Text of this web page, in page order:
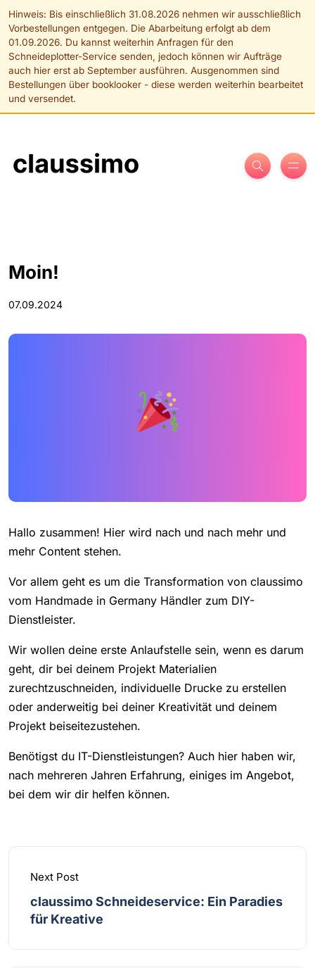
Moin!
07.09.2024
Hallo zusammen! Hier wird nach und nach mehr und
mehr Content stehen.
Vor allem geht es um die Transformation von claussimo
vom Handmade in Germany Händler zum DIY-
Dienstleister.
Wir wollen deine erste Anlaufstelle sein, wenn es darum
geht, dir bei deinem Projekt Materialien
zurechtzuschneiden, individuelle Drucke zu erstellen
oder anderweitig bei deiner Kreativität und deinem
Projekt beiseitezustehen.
Benötigst du IT-Dienstleistungen? Auch hier haben wir,
nach mehreren Jahren Erfahrung, einiges im Angebot,
bei dem wir dir helfen können.
Next Post
claussimo Schneideservice: Ein Paradies
für Kreative